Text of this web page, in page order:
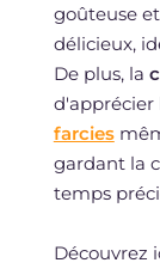
goûteuse
délicieux,
De plus, la
d'apprécier
farcies
gardant la
temps
Découvrez